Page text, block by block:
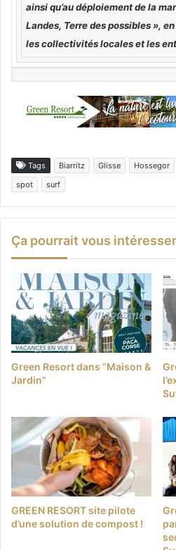
ainsi qu’au déploiement de la
Landes, Terre des possibles »,
les collectivités locales et les
Tags Biarritz Glisse Hossegor
spot
surf
Ça pourrait vous
Green Resort dans “Maison &
Jardin”
GREEN RESORT site pilote
d’une solution de compost !